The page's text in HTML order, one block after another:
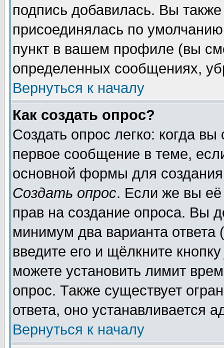
подпись добавилась. Вы
присоединялась по
пункт в вашем профиле (вы
определенных сообщениях,
Вернуться к началу
Как создать опрос?
Создать опрос легко: когда
первое сообщение в теме,
основной формы для
Создать опрос. Если же вы её
прав на создание опроса. Вы
минимум два варианта ответа
введите его и щёлкните
можете установить лимит
опрос. Также существует
ответа, оно устанавливается
Вернуться к началу